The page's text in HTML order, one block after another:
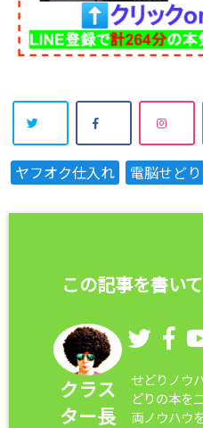
ヤフオク仕入れ 電脳せどり
この記事を書い
クラス
ター長
せどりノウ
どりの本を
両ノウハウ